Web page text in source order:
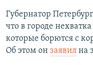
Все сайты РСЕ/РС
Губернатор
что в городе
которые борются с
Об этом он заявил на